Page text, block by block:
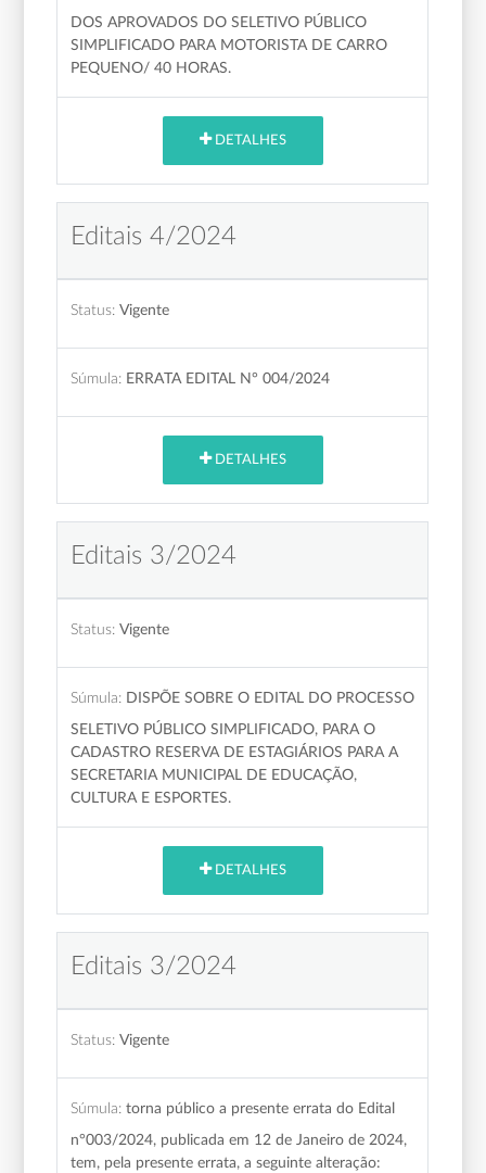
DOS APROVADOS DO SELETIVO PÚBLICO
SIMPLIFICADO PARA MOTORISTA DE CARRO
PEQUENO/ 40 HORAS.
DETALHES
Editais 4/2024
Status: Vigente
Súmula: ERRATA EDITAL N° 004/2024
DETALHES
Editais 3/2024
Status: Vigente
Súmula: DISPÕE SOBRE O EDITAL DO PROCESSO
SELETIVO PÚBLICO SIMPLIFICADO, PARA O
CADASTRO RESERVA DE ESTAGIÁRIOS PARA A
SECRETARIA MUNICIPAL DE EDUCAÇÃO,
CULTURA E ESPORTES.
DETALHES
Editais 3/2024
Status: Vigente
Súmula: torna público a presente errata do Edital
n°003/2024, publicada em 12 de Janeiro de 2024,
tem, pela presente errata, a seguinte alteração: